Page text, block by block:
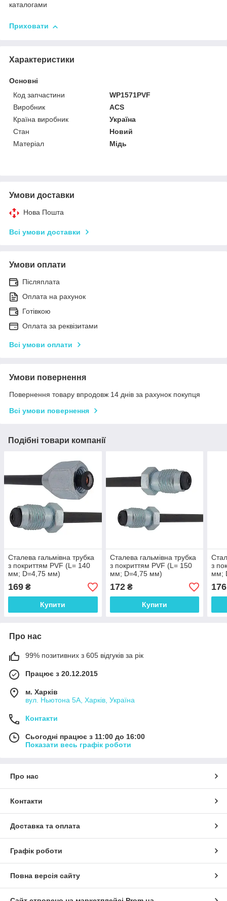
каталогами
Приховати
Характеристики
Основні
Код запчастини
WP1571PVF
Виробник
ACS
Країна виробник
Україна
Стан
Новий
Матеріал
Мідь
Умови доставки
Нова Пошта
Всі умови доставки
Умови оплати
Післяплата
Оплата на рахунок
Готівкою
Оплата за реквізитами
Всі умови оплати
Умови повернення
Повернення товару впродовж 14 днів за рахунок покупця
Всі умови повернення
Подібні товари компанії
Сталева гальмівна трубка
з покриттям PVF (L= 140
мм; D=4,75 мм)
універсальна з
наконечниками 110/105а -
WP999PVF
169 ₴
Купити
Сталева гальмівна трубка
з покриттям PVF (L= 150
мм; D=4,75 мм)
універсальна з
наконечниками 105а/105а
- WP1001PVF
172₴
Купити
з
мм;
-
176
Про нас
99% позитивних з 605 відгуків за рік
Працює з 20.12.2015
м. Харків
вул. Ньютона 5А, Харків, Україна
Контакти
Сьогодні працює з 11:00 до 16:00
Показати весь графік роботи
Про нас
Контакти
Доставка та оплата
Графік роботи
Повна версія сайту